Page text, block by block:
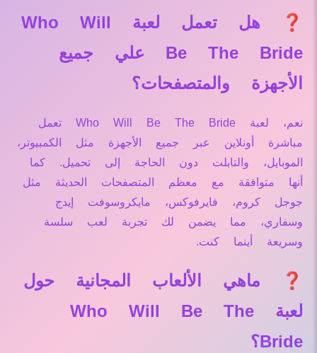
❓ هل تعمل لعبة Who Will
Be The Bride علي جميع
الأجهزة والمتصفحات؟
نعم، لعبة Who Will Be The Bride تعمل
مباشرة أونلاين عبر جميع الأجهزة مثل الكمبيوتر،
الموبايل، والتابلت دون الحاجة إلى تحميل. كما
أنها متوافقة مع معظم المتصفحات الحديثة مثل
جوجل كروم، فايرفوكس، مايكروسوفت إيدج
وسفاري، مما يضمن لك تجربة لعب سلسة
وسريعة أينما كنت.
❓ ماهي الألعاب المجانية حول
لعبة Who Will Be The
Bride؟